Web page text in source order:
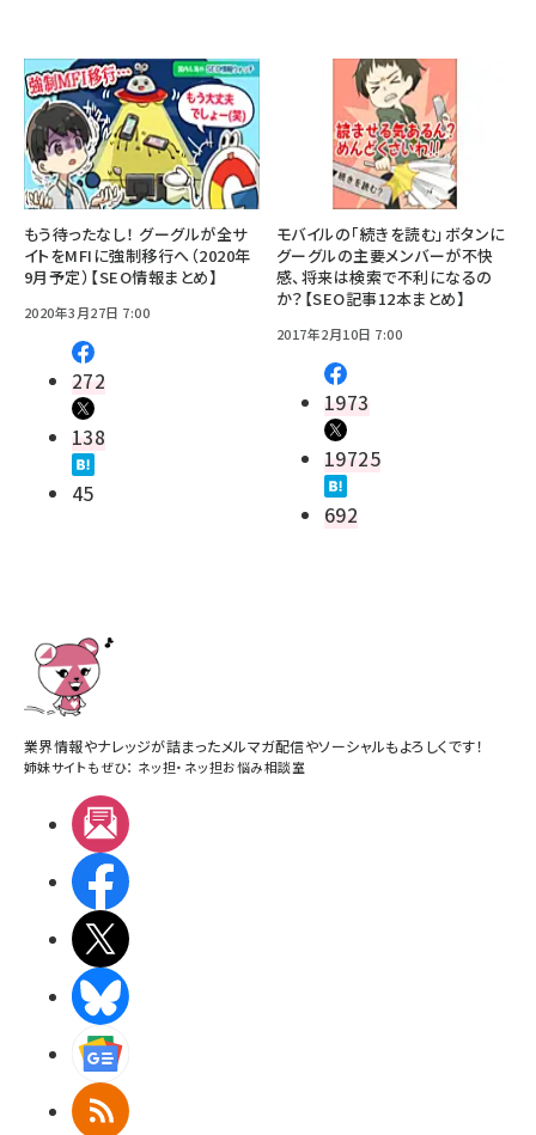
もう待ったなし！ グーグルが全サ
イトをMFIに強制移行へ（2020年
9月予定）【SEO情報まとめ】
2020年3月27日 7:00
272
138
45
モバイルの「続きを読む」ボタンに
グーグルの主要メンバーが不快
感、将来は検索で不利になるの
か？【SEO記事12本まとめ】
2017年2月10日 7:00
1973
19725
692
業界情報やナレッジが詰まったメルマガ配信やソーシャルもよろしくです！
姉妹サイトもぜひ： ネッ担・ ネッ担お悩み相談室
RSS